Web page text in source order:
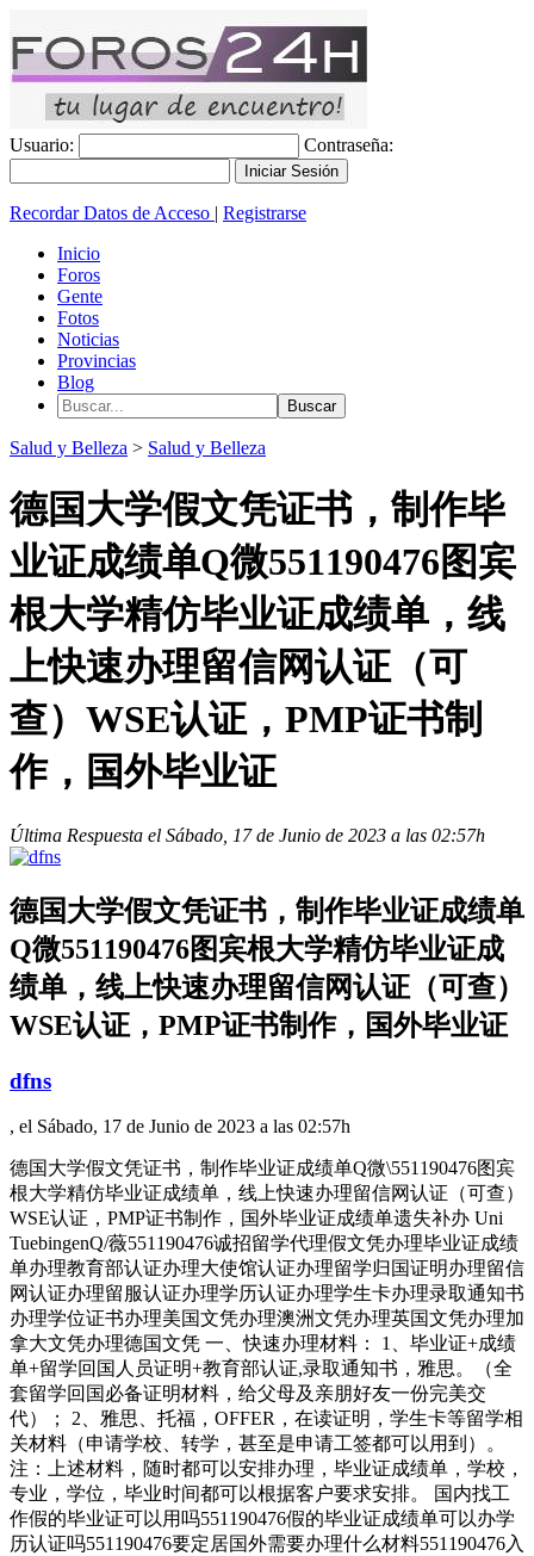
Usuario: Contraseña:
Recordar Datos de Acceso | Registrarse
Inicio
Foros
Gente
Fotos
Noticias
Provincias
Blog
Salud y Belleza > Salud y Belleza
德国大学假文凭证书，制作毕
业证成绩单Q微551190476图宾
根大学精仿毕业证成绩单，线
上快速办理留信网认证（可
查）WSE认证，PMP证书制
作，国外毕业证
Última Respuesta el Sábado, 17 de Junio de 2023 a las 02:57h
德国大学假文凭证书，制作毕业证成绩单
Q微551190476图宾根大学精仿毕业证成
绩单，线上快速办理留信网认证（可查）
WSE认证，PMP证书制作，国外毕业证
dfns
, el Sábado, 17 de Junio de 2023 a las 02:57h
德国大学假文凭证书，制作毕业证成绩单Q微\551190476图宾
根大学精仿毕业证成绩单，线上快速办理留信网认证（可查）
WSE认证，PMP证书制作，国外毕业证成绩单遗失补办 Uni
TuebingenQ/薇551190476诚招留学代理假文凭办理毕业证成绩
单办理教育部认证办理大使馆认证办理留学归国证明办理留信
网认证办理留服认证办理学历认证办理学生卡办理录取通知书
办理学位证书办理美国文凭办理澳洲文凭办理英国文凭办理加
拿大文凭办理德国文凭 一、快速办理材料： 1、毕业证+成绩
单+留学回国人员证明+教育部认证,录取通知书，雅思。（全
套留学回国必备证明材料，给父母及亲朋好友一份完美交
代）； 2、雅思、托福，OFFER，在读证明，学生卡等留学相
关材料（申请学校、转学，甚至是申请工签都可以用到）。
注：上述材料，随时都可以安排办理，毕业证成绩单，学校，
专业，学位，毕业时间都可以根据客户要求安排。 国内找工
作假的毕业证可以用吗551190476假的毕业证成绩单可以办学
历认证吗551190476要定居国外需要办理什么材料551190476入